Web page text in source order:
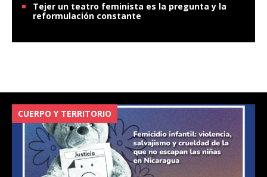
Tejer un teatro feminista es la pregunta y la
reformulación constante
CUERPO Y TERRITORIO